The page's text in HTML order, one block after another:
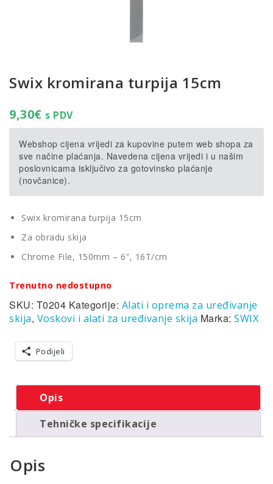
Swix kromirana turpija 15cm
9,30€ s PDV
Webshop cijena vrijedi za kupovine putem web shopa za
sve načine plaćanja. Navedena cijena vrijedi i u našim
poslovnicama isključivo za gotovinsko plaćanje
(novčanice).
Swix kromirana turpija 15cm
Za obradu skija
Chrome File, 150mm – 6″, 16T/cm
Trenutno nedostupno
SKU: T0204 Kategorije: Alati i oprema za uređivanje
skija, Voskovi i alati za uređivanje skija Marka: SWIX
Podijeli
Opis
Tehničke specifikacije
Opis